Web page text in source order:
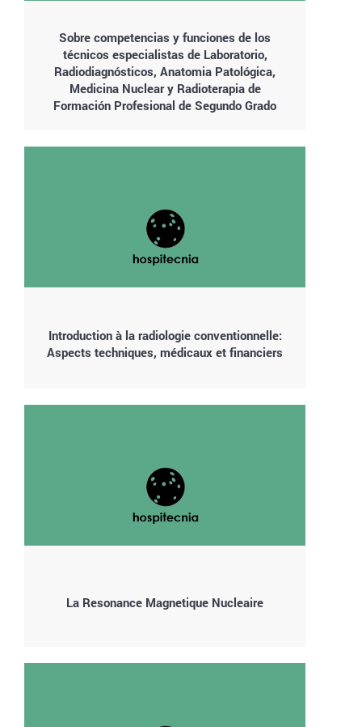
Sobre competencias y funciones de los
técnicos especialistas de Laboratorio,
Radiodiagnósticos, Anatomia Patológica,
Medicina Nuclear y Radioterapia de
Formación Profesional de Segundo Grado
Introduction à la radiologie conventionnelle:
Aspects techniques, médicaux et financiers
La Resonance Magnetique Nucleaire